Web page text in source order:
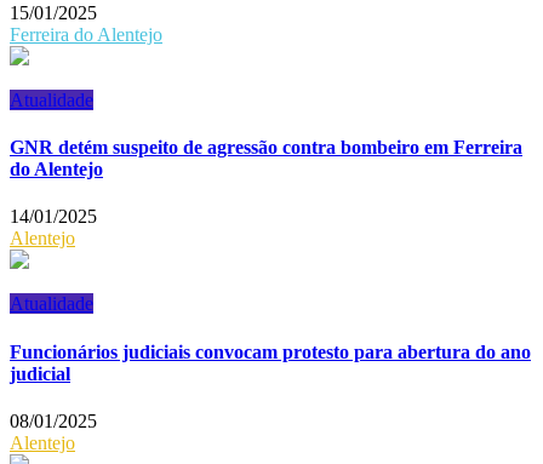
15/01/2025
Ferreira do Alentejo
Atualidade
GNR detém suspeito de agressão contra bombeiro em Ferreira
do Alentejo
14/01/2025
Alentejo
Atualidade
Funcionários judiciais convocam protesto para abertura do ano
judicial
08/01/2025
Alentejo